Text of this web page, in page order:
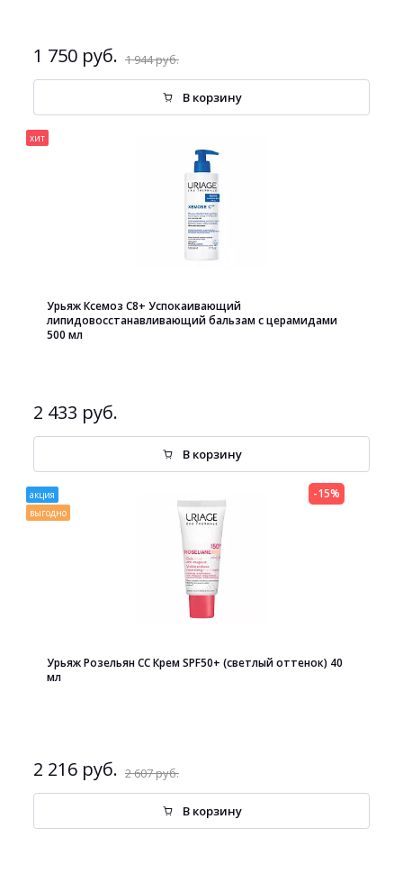
1 750 руб. 1 944 руб.
В корзину
хит
Урьяж Ксемоз С8+ Успокаивающий
липидовосстанавливающий бальзам с церамидами
500 мл
2 433 руб.
В корзину
акция
выгодно
Урьяж Розельян СС Крем SPF50+ (светлый оттенок) 40
мл
2 216 руб. 2 607 руб.
-15%
В корзину